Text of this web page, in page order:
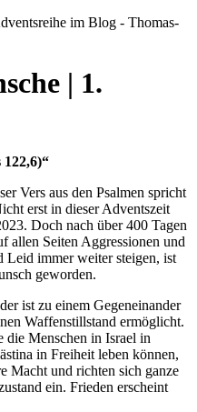
| 1.
Vers aus den Psalmen spricht
erst in dieser Adventszeit
Doch nach über 400 Tagen
allen Seiten Aggressionen und
Leid immer weiter steigen, ist
geworden.
ist zu einem Gegeneinander
Waffenstillstand ermöglicht.
die Menschen in Israel in
in Freiheit leben können,
Macht und richten sich ganze
ein. Frieden erscheint